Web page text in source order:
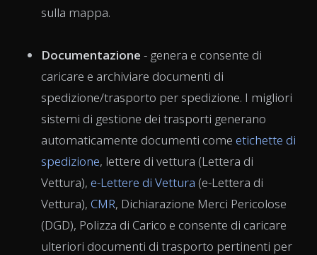
sulla mappa.
Documentazione - genera e consente di
caricare e archiviare documenti di
spedizione/trasporto per spedizione. I migliori
sistemi di gestione dei trasporti generano
automaticamente documenti come etichette di
spedizione, lettere di vettura (Lettera di
Vettura), e-Lettere di Vettura (e-Lettera di
Vettura), CMR, Dichiarazione Merci Pericolose
(DGD), Polizza di Carico e consente di caricare
ulteriori documenti di trasporto pertinenti per